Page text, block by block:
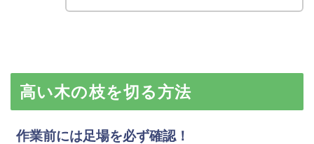
高い木の枝を切る方法
作業前には足場を必ず確認！